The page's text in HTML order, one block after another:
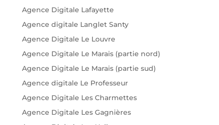
Agence Digitale Lafayette
Agence digitale Langlet Santy
Agence Digitale Le Louvre
Agence Digitale Le Marais (partie nord)
Agence Digitale Le Marais (partie sud)
Agence digitale Le Professeur
Agence Digitale Les Charmettes
Agence Digitale Les Gagnières